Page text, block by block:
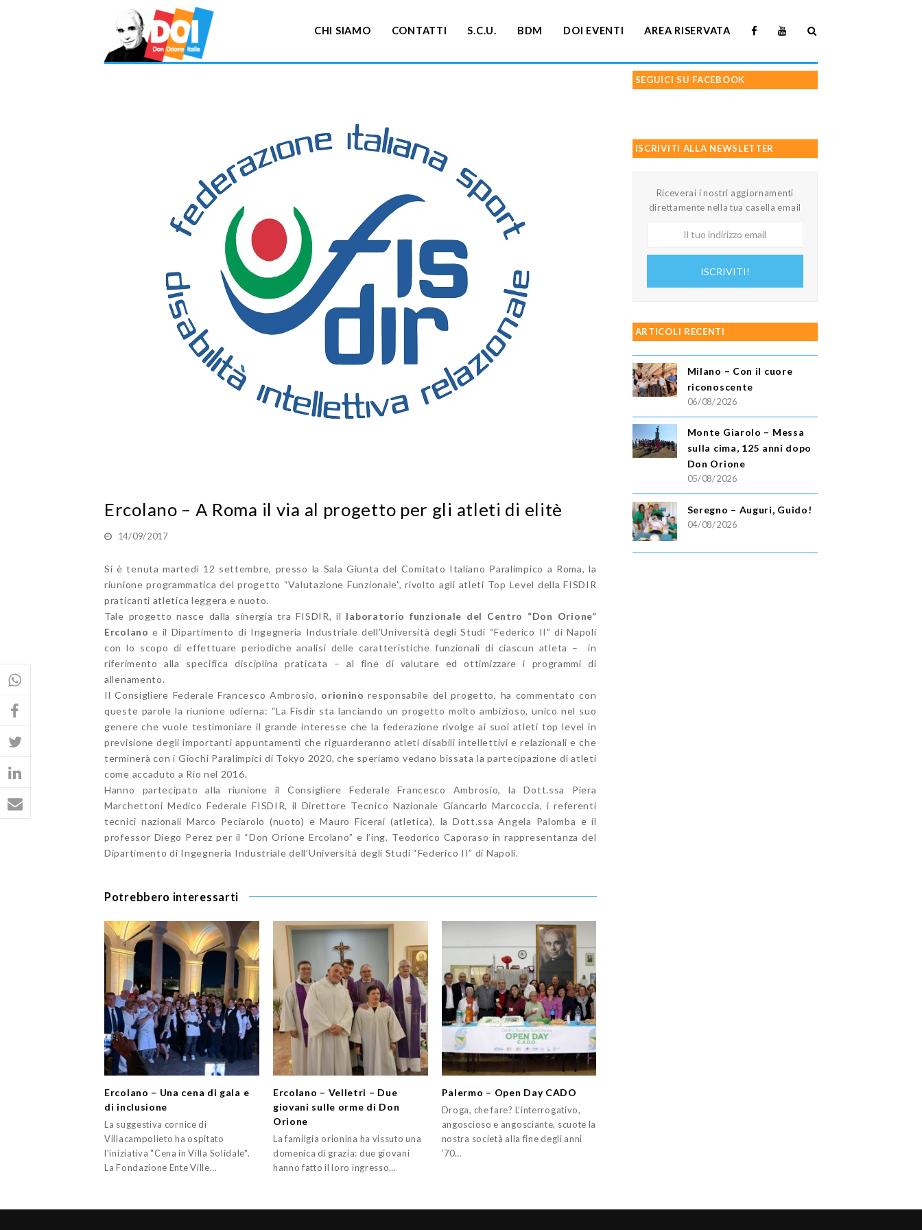
CHI SIAMO CONTATTI S.C.U. BDM DOI EVENTI AREA RISERVATA
Ercolano – A Roma il via al progetto per gli atleti di elitè
14/09/2017
Si è tenuta martedì 12 settembre, presso la Sala Giunta del Comitato Italiano Paralimpico a Roma, la
riunione programmatica del progetto “Valutazione Funzionale”, rivolto agli atleti Top Level della FISDIR
praticanti atletica leggera e nuoto.
Tale progetto nasce dalla sinergia tra FISDIR, il laboratorio funzionale del Centro “Don Orione”
Ercolano e il Dipartimento di Ingegneria Industriale dell’Università degli Studi “Federico II” di Napoli
con lo scopo di effettuare periodiche analisi delle caratteristiche funzionali di ciascun atleta – in
riferimento alla specifica disciplina praticata – al fine di valutare ed ottimizzare i programmi di
allenamento.
Il Consigliere Federale Francesco Ambrosio, orionino responsabile del progetto, ha commentato con
queste parole la riunione odierna: “La Fisdir sta lanciando un progetto molto ambizioso, unico nel suo
genere che vuole testimoniare il grande interesse che la federazione rivolge ai suoi atleti top level in
previsione degli importanti appuntamenti che riguarderanno atleti disabili intellettivi e relazionali e che
terminerà con i Giochi Paralimpici di Tokyo 2020, che speriamo vedano bissata la partecipazione di atleti
come accaduto a Rio nel 2016.
Hanno partecipato alla riunione il Consigliere Federale Francesco Ambrosio, la Dott.ssa Piera
Marchettoni Medico Federale FISDIR, il Direttore Tecnico Nazionale Giancarlo Marcoccia, i referenti
tecnici nazionali Marco Peciarolo (nuoto) e Mauro Ficerai (atletica), la Dott.ssa Angela Palomba e il
professor Diego Perez per il “Don Orione Ercolano” e l’ing. Teodorico Caporaso in rappresentanza del
Dipartimento di Ingegneria Industriale dell’Università degli Studi “Federico II” di Napoli.
Potrebbero interessarti
Ercolano – Una cena di gala e
di inclusione
La suggestiva cornice di
Villacampolieto ha ospitato
l'iniziativa "Cena in Villa Solidale".
La Fondazione Ente Ville…
Ercolano – Velletri – Due
giovani sulle orme di Don
Orione
La familgia orionina ha vissuto una
domenica di grazia: due giovani
hanno fatto il loro ingresso…
Palermo – Open Day CADO
Droga, che fare? L’interrogativo,
angoscioso e angosciante, scuote la
nostra società alla fine degli anni
’70…
SEGUICI SU FACEBOOK
ISCRIVITI ALLA NEWSLETTER
Riceverai i nostri aggiornamenti
direttamente nella tua casella email
ISCRIVITI!
ARTICOLI RECENTI
Milano – Con il cuore
riconoscente
06/08/2026
Monte Giarolo – Messa
sulla cima, 125 anni dopo
Don Orione
05/08/2026
Seregno – Auguri, Guido!
04/08/2026